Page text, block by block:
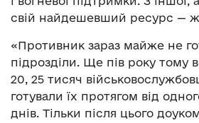
свій найдешевший ресурс —
«Противник зараз майже не
підрозділи. Ще пів року тому
20, 25 тисяч
готували їх протягом від
днів. Тільки після цього